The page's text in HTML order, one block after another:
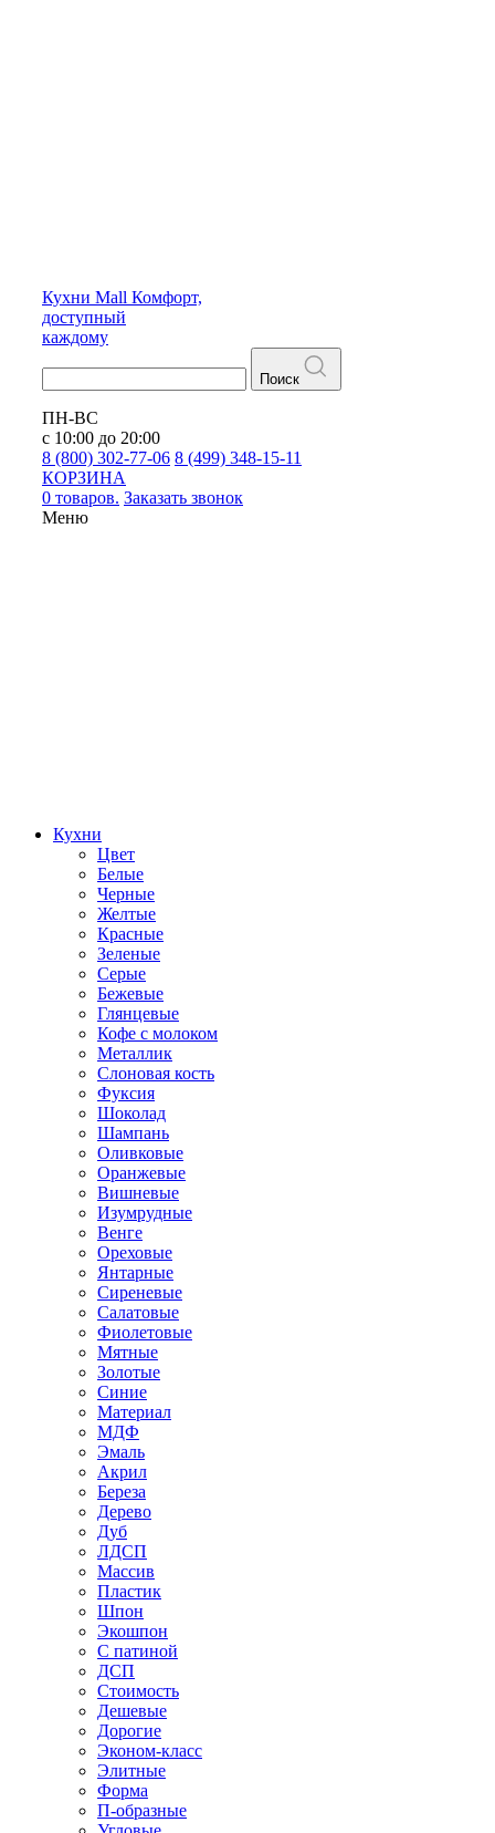
Кухни Mall Комфорт,
доступный
каждому
Поиск
ПН-ВС
с 10:00 до 20:00
8 (800) 302-77-06 8 (499) 348-15-11
КОРЗИНА
0 товаров. Заказать звонок
Меню
Кухни
Цвет
Белые
Черные
Желтые
Красные
Зеленые
Серые
Бежевые
Глянцевые
Кофе с молоком
Металлик
Слоновая кость
Фуксия
Шоколад
Шампань
Оливковые
Оранжевые
Вишневые
Изумрудные
Венге
Ореховые
Янтарные
Сиреневые
Салатовые
Фиолетовые
Мятные
Золотые
Синие
Материал
МДФ
Эмаль
Акрил
Береза
Дерево
Дуб
ЛДСП
Массив
Пластик
Шпон
Экошпон
С патиной
ДСП
Стоимость
Дешевые
Дорогие
Эконом-класс
Элитные
Форма
П-образные